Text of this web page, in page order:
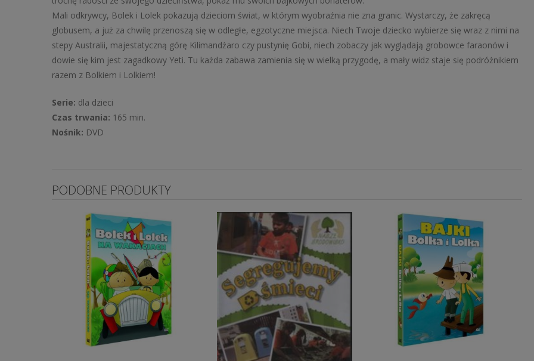
Mali odkrywcy, Bolek i Lolek pokazują dzieciom świat, w którym wyobraźnia nie zna granic. Wystarczy, że zakręcą
globusem, a już za chwilę przenoszą się w odległe, egzotyczne miejsca. Niech Twoje dziecko wybierze się wraz z nimi na
stepy Australii, majestatyczną górę Kilimandżaro czy pustynię Gobi, niech zobaczy jak wyglądają grobowce faraonów i
dowie się kim jest zagadkowy Yeti. Tu każda zabawa zamienia się w wielką przygodę, a mały widz staje się podróżnikiem
razem z Bolkiem i Lolkiem!
Serie: dla dzieci
Czas trwania: 165 min.
Nośnik: DVD
PODOBNE PRODUKTY